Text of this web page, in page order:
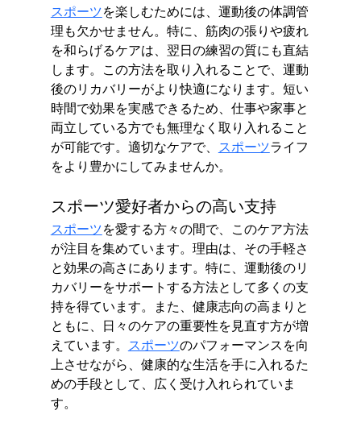
スポーツを楽しむためには、運動後の体調管
理も欠かせません。特に、筋肉の張りや疲れ
を和らげるケアは、翌日の練習の質にも直結
します。この方法を取り入れることで、運動
後のリカバリーがより快適になります。短い
時間で効果を実感できるため、仕事や家事と
両立している方でも無理なく取り入れること
が可能です。適切なケアで、 スポーツライフ
をより豊かにしてみませんか。
スポーツ愛好者からの高い支持
スポーツを愛する方々の間で、このケア方法
が注目を集めています。理由は、その手軽さ
と効果の高さにあります。特に、運動後のリ
カバリーをサポートする方法として多くの支
持を得ています。また、健康志向の高まりと
ともに、日々のケアの重要性を見直す方が増
えています。 スポーツのパフォーマンスを向
上させながら、健康的な生活を手に入れるた
めの手段として、広く受け入れられていま
す。